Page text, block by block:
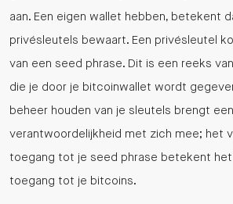
aan. Een eigen wallet hebben, betekent
privésleutels bewaart. Een privésleutel
van een seed phrase. Dit is een reeks
die je door je bitcoinwallet wordt
beheer houden van je sleutels brengt
verantwoordelijkheid met zich mee; het
toegang tot je seed phrase betekent het
toegang tot je bitcoins.